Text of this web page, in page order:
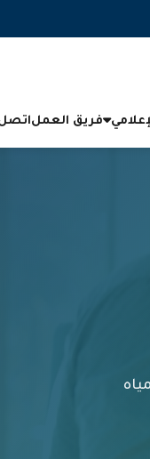
فريق العملاتصل